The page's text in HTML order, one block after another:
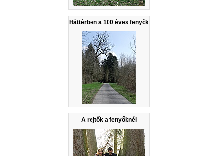
Háttérben a 100 éves fenyők
A rejtők a fenyőknél